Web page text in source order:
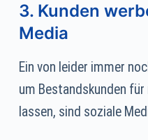
3. Kunden
Media
Ein von leider immer
um Bestandskunden für
lassen, sind soziale